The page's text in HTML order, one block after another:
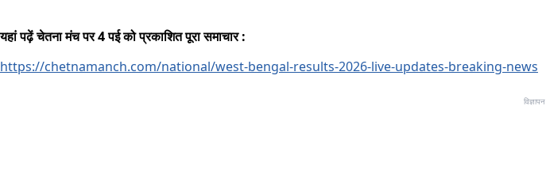
यहां पढ़ें चेतना मंच पर 4 पई को प्रकाशित पूरा समाचार :
https://chetnamanch.com/national/west-bengal-results-2026-live-updates-breaking-news
विज्ञापन